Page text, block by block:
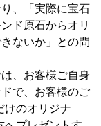
、「実際に宝石
ド原石からオリ
ないか」との問
、お客様ご自身
で、お客様のご
けのオリジナ